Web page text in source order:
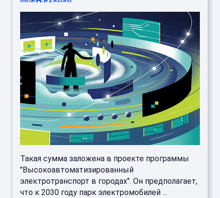
Такая сумма заложена в проекте программы
"Высокоавтоматизированный
электротранспорт в городах". Он предполагает,
что к 2030 году парк электромобилей ...